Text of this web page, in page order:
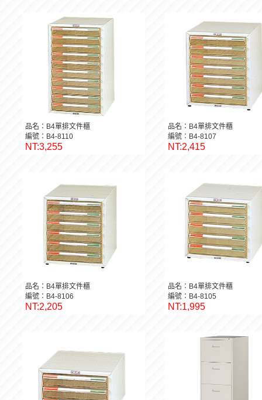
品名：B4單排文件櫃
編號：B4-8110
NT:3,255
品名：B4單排文件櫃
編號：B4-8107
NT:2,415
品名：B4單排文件櫃
編號：B4-8106
NT:2,205
品名：B4單排文件櫃
編號：B4-8105
NT:1,995